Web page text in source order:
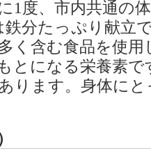
1度、市内共通の
鉄分たっぷり献立
く含む食品を使
とになる栄養素
ります。身体に